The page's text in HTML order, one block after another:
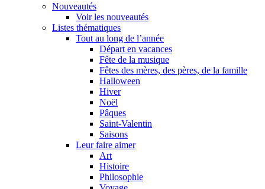
Nouveautés
Voir les nouveautés
Listes thématiques
Tout au long de l’année
Départ en vacances
Fête de la musique
Fêtes des mères, des pères, de la famille
Halloween
Hiver
Noël
Pâques
Saint-Valentin
Saisons
Leur faire aimer
Art
Histoire
Philosophie